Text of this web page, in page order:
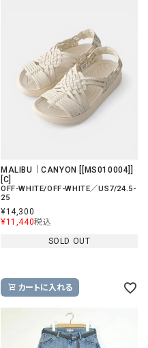
MALIBU｜CANYON [[MS010004]]
[C]
OFF-WHITE/OFF-WHITE／US7/24.5-
25
¥14,300
¥11,440税込
SOLD OUT
カートに入れる